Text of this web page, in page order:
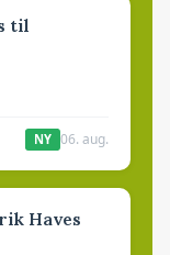
til
NY 06. aug.
Haves